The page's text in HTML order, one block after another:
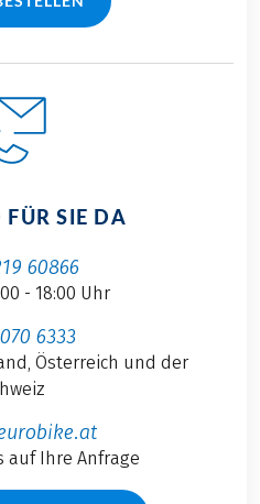
SIE DA
60866
- 18:00 Uhr
6333
Österreich und der
auf Ihre Anfrage